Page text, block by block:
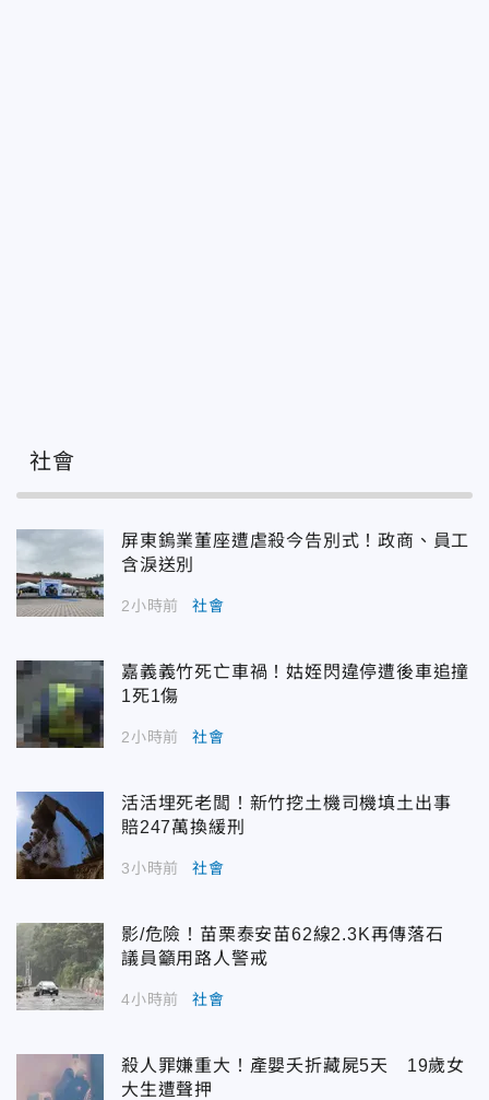
社會
屏東鎢業董座遭虐殺今告別式！政商、員工
含淚送別
2小時前 社會
嘉義義竹死亡車禍！姑姪閃違停遭後車追撞
1死1傷
2小時前 社會
活活埋死老闆！新竹挖土機司機填土出事
賠247萬換緩刑
3小時前 社會
影/危險！苗栗泰安苗62線2.3K再傳落石
議員籲用路人警戒
4小時前 社會
殺人罪嫌重大！產嬰夭折藏屍5天 19歲女
大生遭聲押